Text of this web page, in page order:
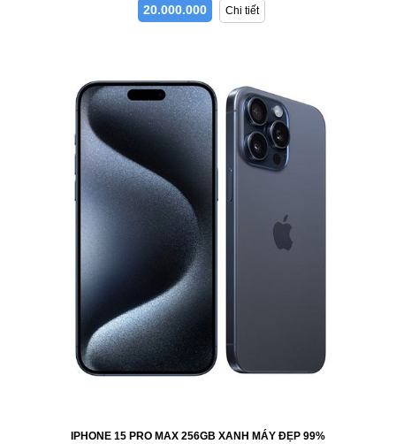
20.000.000 Chi tiết
IPHONE 15 PRO MAX 256GB XANH MÁY ĐẸP 99%